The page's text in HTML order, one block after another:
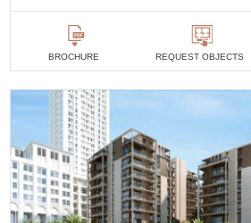
BROCHURE REQUEST OBJECTS